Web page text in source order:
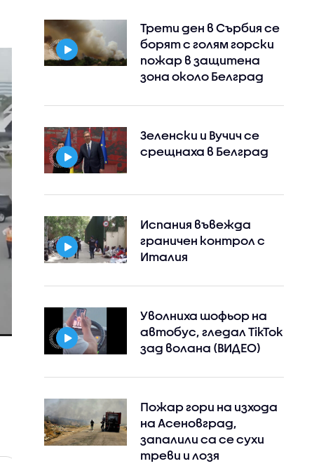
Трети ден в Сърбия се
борят с голям горски
пожар в защитена
зона около Белград
Зеленски и Вучич се
срещнаха в Белград
Испания въвежда
граничен контрол с
Италия
Уволниха шофьор на
автобус, гледал TikTok
зад волана (ВИДЕО)
Пожар гори на изхода
на Асеновград,
запалили са се сухи
треви и лозя